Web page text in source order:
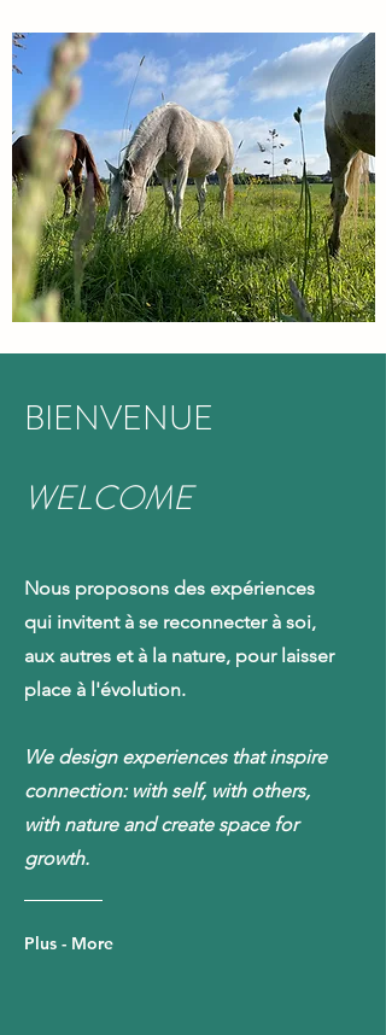
BIENVENUE
WELCOME
Nous proposons des expériences
qui invitent à se reconnecter à soi,
aux autres et à la nature, pour laisser
place à l'évolution.
We design experiences that inspire
connection: with self, with others,
with nature and create space for
growth.
Plus - More